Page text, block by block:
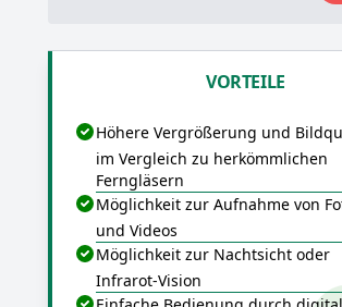
VORTEILE
Höhere Vergrößerung und
im Vergleich zu herkömmlichen
Ferngläsern
Möglichkeit zur Aufnahme von
und Videos
Möglichkeit zur Nachtsicht oder
Infrarot-Vision